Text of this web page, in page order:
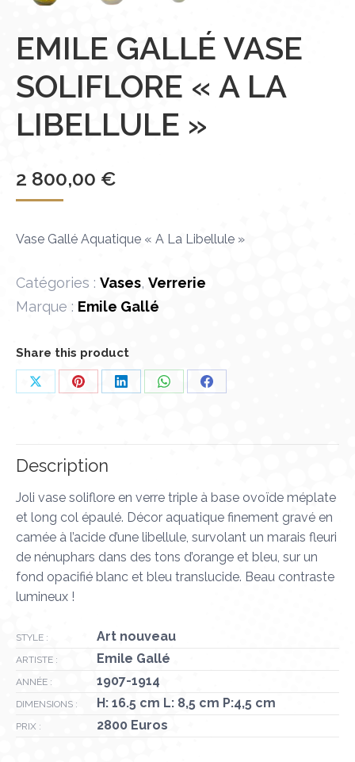
EMILE GALLÉ VASE
SOLIFLORE « A LA
LIBELLULE »
2 800,00 €
Vase Gallé Aquatique « A La Libellule »
Catégories : Vases, Verrerie
Marque : Emile Gallé
Share this product
PartagerPartagerPartagerPartagerPartager
Description
Joli vase soliflore en verre triple à base ovoïde méplate
et long col épaulé. Décor aquatique finement gravé en
camée à l’acide d’une libellule, survolant un marais fleuri
de nénuphars dans des tons d’orange et bleu, sur un
fond opacifié blanc et bleu translucide. Beau contraste
lumineux !
STYLE : Art nouveau
ARTISTE : Emile Gallé
ANNÉE : 1907-1914
DIMENSIONS : H: 16.5 cm L: 8,5 cm P:4,5 cm
PRIX : 2800 Euros